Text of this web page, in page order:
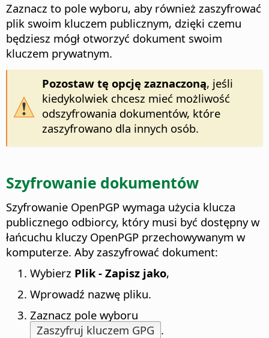
Zaznacz to pole wyboru, aby również zaszyfrować
plik swoim kluczem publicznym, dzięki czemu
będziesz mógł otworzyć dokument swoim
kluczem prywatnym.
Pozostaw tę opcję zaznaczoną, jeśli
kiedykolwiek chcesz mieć możliwość
odszyfrowania dokumentów, które
zaszyfrowano dla innych osób.
Szyfrowanie dokumentów
Szyfrowanie OpenPGP wymaga użycia klucza
publicznego odbiorcy, który musi być dostępny w
łańcuchu kluczy OpenPGP przechowywanym w
komputerze. Aby zaszyfrować dokument:
Wybierz Plik - Zapisz jako,
Wprowadź nazwę pliku.
Zaznacz pole wyboru
Zaszyfruj kluczem GPG .